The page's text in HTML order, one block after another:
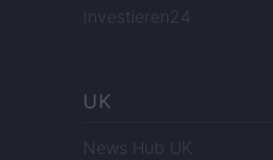
Investieren24
UK
News Hub UK